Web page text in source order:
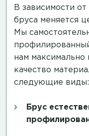
В зависимости
бруса меняется
Мы
нам максимально
качество
следующие виды:
Брус